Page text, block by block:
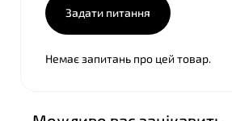
Задати питання
Немає запитань про цей товар.